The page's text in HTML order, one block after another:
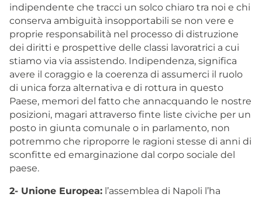
indipendente che tracci un solco chiaro tra noi e chi
conserva ambiguità insopportabili se non vere e
proprie responsabilità nel processo di distruzione
dei diritti e prospettive delle classi lavoratrici a cui
stiamo via via assistendo. Indipendenza, significa
avere il coraggio e la coerenza di assumerci il ruolo
di unica forza alternativa e di rottura in questo
Paese, memori del fatto che annacquando le nostre
posizioni, magari attraverso finte liste civiche per un
posto in giunta comunale o in parlamento, non
potremmo che riproporre le ragioni stesse di anni di
sconfitte ed emarginazione dal corpo sociale del
paese.
2- Unione Europea: l’assemblea di Napoli l’ha